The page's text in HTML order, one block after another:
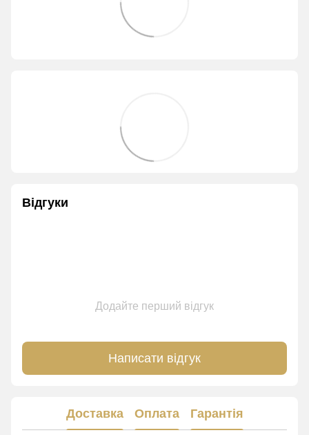
Відгуки
Додайте перший відгук
Написати відгук
Доставка Оплата Гарантія